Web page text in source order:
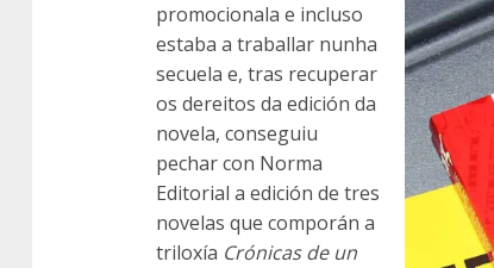
promocionala e incluso
estaba a traballar nunha
secuela e, tras recuperar
os dereitos da edición da
novela, conseguiu
pechar con Norma
Editorial a edición de tres
novelas que comporán a
triloxía Crónicas de un